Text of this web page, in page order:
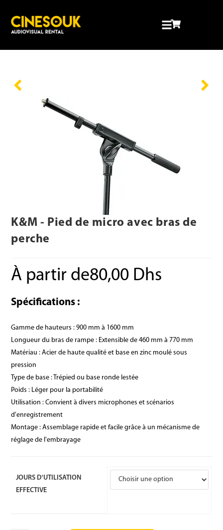
K&M - Pied de micro avec bras de
perche
À partir de80,00 Dhs
Spécifications :
Gamme de hauteurs : 900 mm à 1600 mm
Longueur du bras de rampe : Extensible de 460 mm à 770 mm
Matériau : Acier de haute qualité et base en zinc moulé sous
pression
Type de base : Trépied ou base ronde lestée
Poids : Léger pour la portabilité
Utilisation : Convient à divers microphones et scénarios
d'enregistrement
Montage : Assemblage rapide et facile grâce à un mécanisme de
réglage de l'embrayage
JOURS D'UTILISATION
EFFECTIVE